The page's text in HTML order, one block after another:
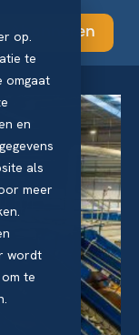
op.
te
omgaat
en
als
meer
wordt
te
Abonneren